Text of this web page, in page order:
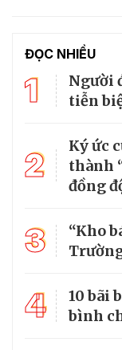
ĐỌC NHIỀU
1
Người
tiễn
2
Ký ức
thành
đồng
3
“Kho
4
10 bãi
bình